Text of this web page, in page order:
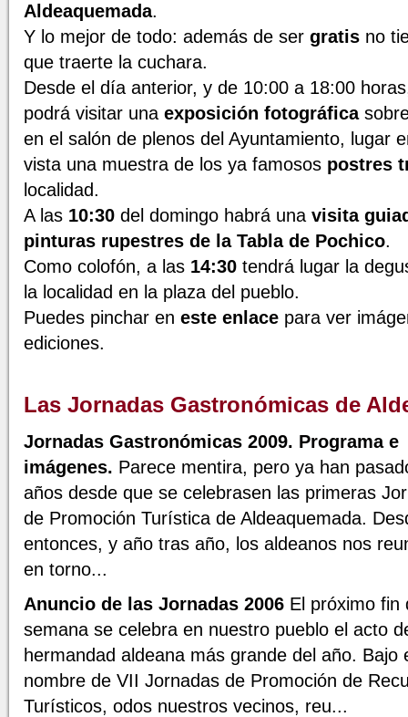
Aldeaquemada.
Y lo mejor de todo: además de ser gratis no
que traerte la cuchara.
Desde el día anterior, y de 10:00 a 18:00
podrá visitar una exposición fotográfica
en el salón de plenos del Ayuntamiento, lugar
vista una muestra de los ya famosos postres
localidad.
A las 10:30 del domingo habrá una visita
pinturas rupestres de la Tabla de Pochico.
Como colofón, a las 14:30 tendrá lugar la
la localidad en la plaza del pueblo.
Puedes pinchar en este enlace para ver
ediciones.
Las Jornadas Gastronómicas de
Jornadas Gastronómicas 2009. Programa e
imágenes. Parece mentira, pero ya han
años desde que se celebrasen las primeras
de Promoción Turística de Aldeaquemada.
entonces, y año tras año, los aldeanos nos
en torno...
Anuncio de las Jornadas 2006 El próximo fin
semana se celebra en nuestro pueblo el acto
hermandad aldeana más grande del año. Bajo
nombre de VII Jornadas de Promoción de
Turísticos, odos nuestros vecinos, reu...